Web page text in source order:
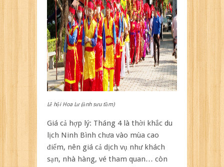
Lễ hội Hoa Lư (ảnh sưu tầm)
Giá cả hợp lý: Tháng 4 là thời khắc du
lịch Ninh Bình chưa vào mùa cao
điểm, nên giá cả dịch vụ như khách
sạn, nhà hàng, vé tham quan… còn